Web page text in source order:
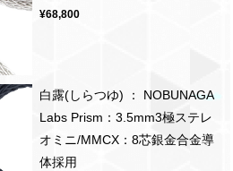
¥68,800
白露(しらつゆ) ： NOBUNAGA
Labs Prism：3.5mm3極ステレ
オミニ/MMCX：8芯銀金合金導
体採用